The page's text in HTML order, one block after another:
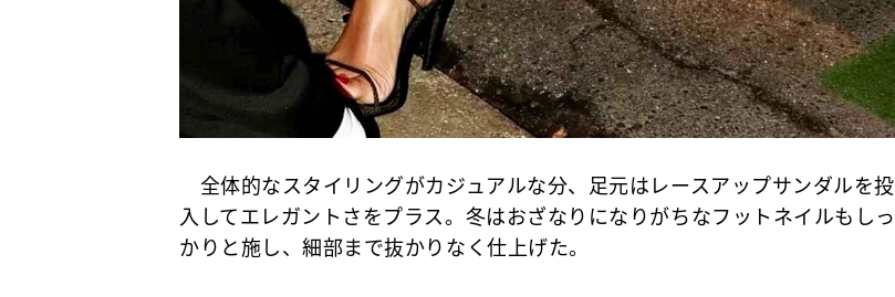
全体的なスタイリングがカジュアルな分、足元はレースアップサンダルを投
入してエレガントさをプラス。冬はおざなりになりがちなフットネイルもしっ
かりと施し、細部まで抜かりなく仕上げた。